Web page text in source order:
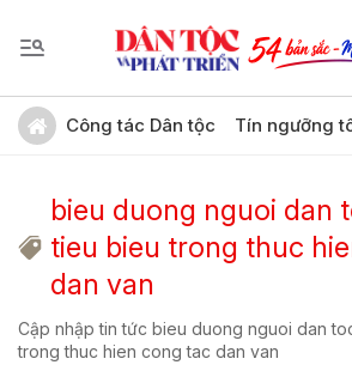
Công tác Dân tộc Tín ngưỡng
bieu duong nguoi dan
tieu bieu trong thuc
dan van
Cập nhập tin tức bieu duong nguoi dan
trong thuc hien cong tac dan van